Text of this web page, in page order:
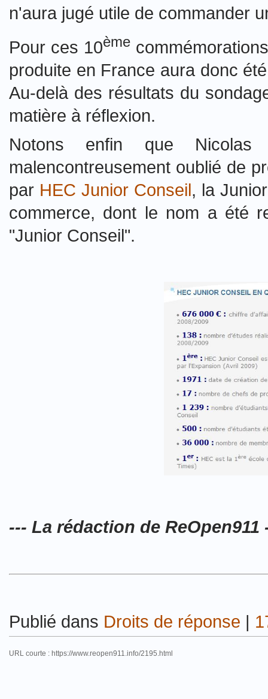
n'aura jugé utile de commander
Pour ces 10ème
produite en France aura donc
Au-delà des résultats du
matière à réflexion.
Notons enfin que
malencontreusement oublié de
par HEC Junior Conseil, la
commerce, dont le nom a été
"Junior Conseil".
--- La rédaction de ReOpen911
Publié dans Droits de réponse |
URL courte : https://www.reopen911.info/2195.html